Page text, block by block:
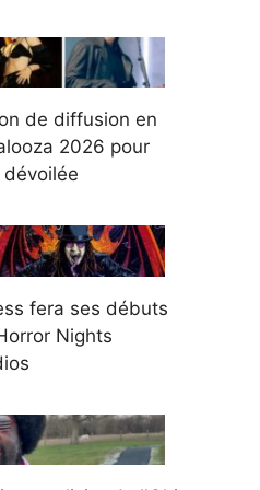
de diffusion en
2026 pour
fera ses débuts
Nights